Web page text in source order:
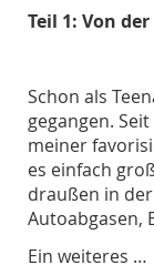
Teil 1: Von
Schon als
gegangen.
meiner
es einfach
draußen in
Autoabgasen,
Ein weiteres …